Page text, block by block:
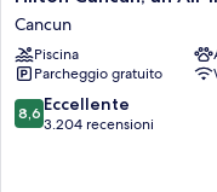
Cancun,
an
All-
Inclusive
Resort
Cancun
Cancun
Piscina
Parcheggio gratuito
8.6
su
8,6 Eccellente
3.204 recensioni